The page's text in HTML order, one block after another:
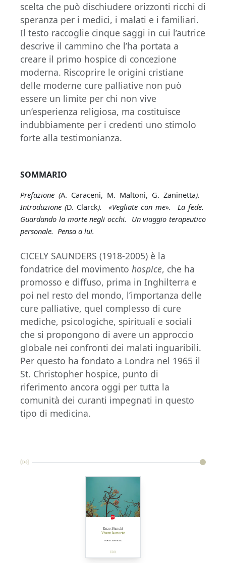
scelta che può dischiudere orizzonti ricchi di
speranza per i medici, i malati e i familiari.
Il testo raccoglie cinque saggi in cui l’autrice
descrive il cammino che l’ha portata a
creare il primo hospice di concezione
moderna. Riscoprire le origini cristiane
delle moderne cure palliative non può
essere un limite per chi non vive
un’esperienza religiosa, ma costituisce
indubbiamente per i credenti uno stimolo
forte alla testimonianza.
SOMMARIO
Prefazione (A. Caraceni, M. Maltoni, G. Zaninetta).
Introduzione (D. Clarck). «Vegliate con me». La fede.
Guardando la morte negli occhi. Un viaggio terapeutico
personale. Pensa a lui.
CICELY SAUNDERS (1918-2005) è la
fondatrice del movimento hospice, che ha
promosso e diffuso, prima in Inghilterra e
poi nel resto del mondo, l’importanza delle
cure palliative, quel complesso di cure
mediche, psicologiche, spirituali e sociali
che si propongono di avere un approccio
globale nei confronti dei malati inguaribili.
Per questo ha fondato a Londra nel 1965 il
St. Christopher hospice, punto di
riferimento ancora oggi per tutta la
comunità dei curanti impegnati in questo
tipo di medicina.